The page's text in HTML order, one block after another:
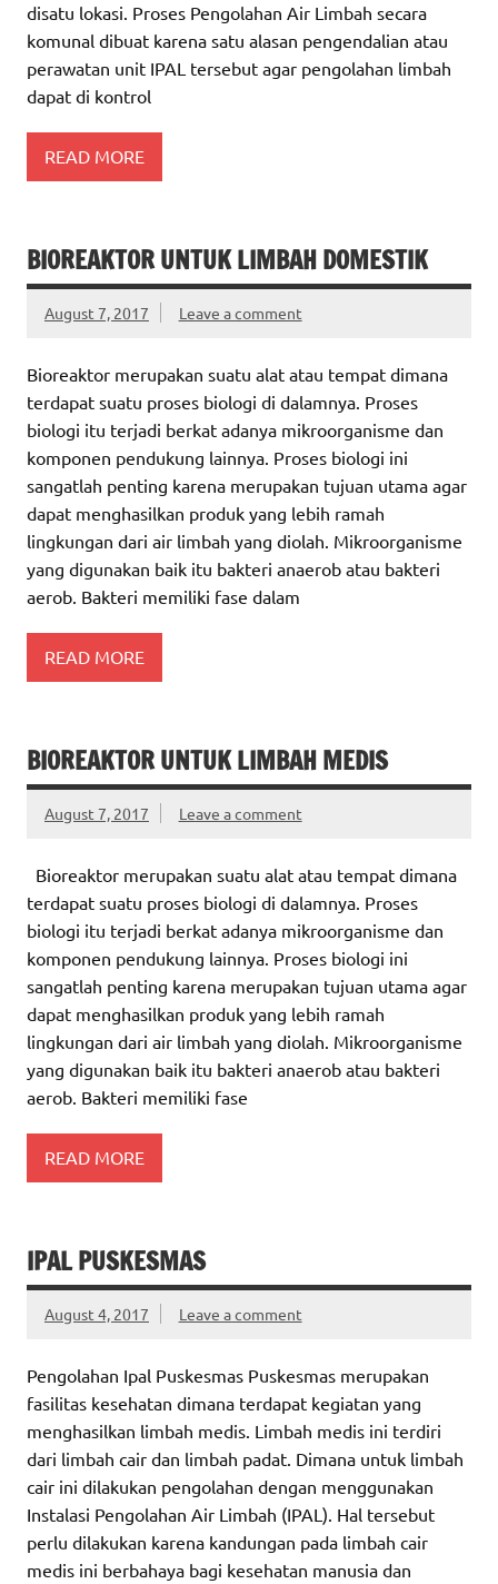
disatu lokasi. Proses Pengolahan Air Limbah secara
komunal dibuat karena satu alasan pengendalian atau
perawatan unit IPAL tersebut agar pengolahan limbah
dapat di kontrol
READ MORE
BIOREAKTOR UNTUK LIMBAH DOMESTIK
August 7, 2017 Leave a comment
Bioreaktor merupakan suatu alat atau tempat dimana
terdapat suatu proses biologi di dalamnya. Proses
biologi itu terjadi berkat adanya mikroorganisme dan
komponen pendukung lainnya. Proses biologi ini
sangatlah penting karena merupakan tujuan utama agar
dapat menghasilkan produk yang lebih ramah
lingkungan dari air limbah yang diolah. Mikroorganisme
yang digunakan baik itu bakteri anaerob atau bakteri
aerob. Bakteri memiliki fase dalam
READ MORE
BIOREAKTOR UNTUK LIMBAH MEDIS
August 7, 2017 Leave a comment
Bioreaktor merupakan suatu alat atau tempat dimana
terdapat suatu proses biologi di dalamnya. Proses
biologi itu terjadi berkat adanya mikroorganisme dan
komponen pendukung lainnya. Proses biologi ini
sangatlah penting karena merupakan tujuan utama agar
dapat menghasilkan produk yang lebih ramah
lingkungan dari air limbah yang diolah. Mikroorganisme
yang digunakan baik itu bakteri anaerob atau bakteri
aerob. Bakteri memiliki fase
READ MORE
IPAL PUSKESMAS
August 4, 2017 Leave a comment
Pengolahan Ipal Puskesmas Puskesmas merupakan
fasilitas kesehatan dimana terdapat kegiatan yang
menghasilkan limbah medis. Limbah medis ini terdiri
dari limbah cair dan limbah padat. Dimana untuk limbah
cair ini dilakukan pengolahan dengan menggunakan
Instalasi Pengolahan Air Limbah (IPAL). Hal tersebut
perlu dilakukan karena kandungan pada limbah cair
medis ini berbahaya bagi kesehatan manusia dan